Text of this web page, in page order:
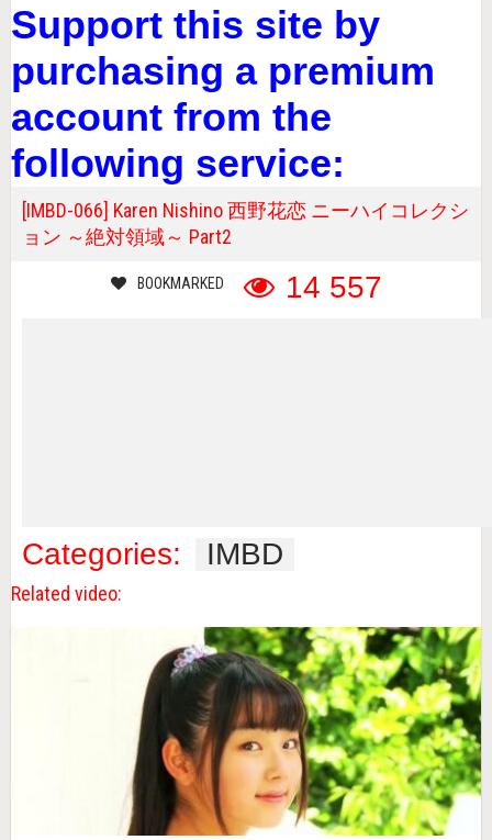
Support this site by
purchasing a premium
account from the
following service:
[IMBD-066] Karen Nishino 西野花恋 ニーハイコレクシ
ョン ～絶対領域～ Part2
BOOKMARKED 14 557
Categories: IMBD
Related video: